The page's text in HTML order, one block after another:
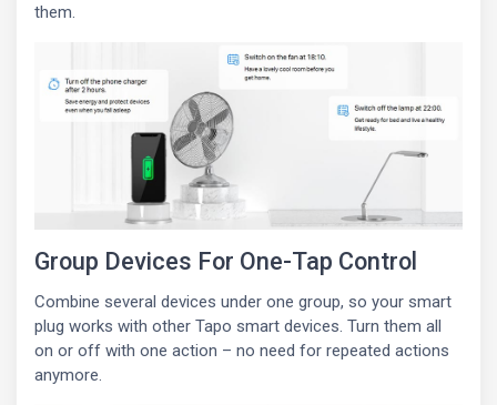
them.
Group Devices For One-Tap Control
Combine several devices under one group, so your smart
plug works with other Tapo smart devices. Turn them all
on or off with one action – no need for repeated actions
anymore.